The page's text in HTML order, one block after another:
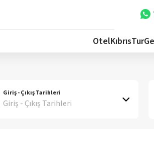
OtelKıbrısTur
Giriş - Çıkış Tarihleri
Giriş - Çıkış Tarihleri